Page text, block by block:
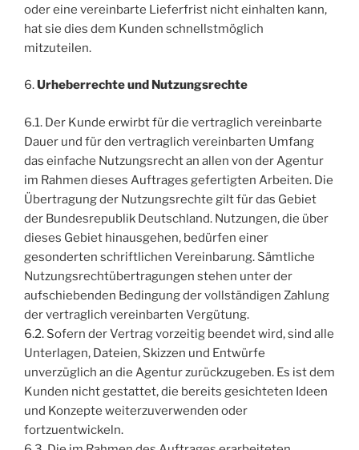
oder eine vereinbarte Lieferfrist nicht einhalten kann,
hat sie dies dem Kunden schnellstmöglich
mitzuteilen.
6.Urheberrechte und Nutzungsrechte
6.1. Der Kunde erwirbt für die vertraglich vereinbarte
Dauer und für den vertraglich vereinbarten Umfang
das einfache Nutzungsrecht an allen von der Agentur
im Rahmen dieses Auftrages gefertigten Arbeiten. Die
Übertragung der Nutzungsrechte gilt für das Gebiet
der Bundesrepublik Deutschland. Nutzungen, die über
dieses Gebiet hinausgehen, bedürfen einer
gesonderten schriftlichen Vereinbarung. Sämtliche
Nutzungsrechtübertragungen stehen unter der
aufschiebenden Bedingung der vollständigen Zahlung
der vertraglich vereinbarten Vergütung.
6.2. Sofern der Vertrag vorzeitig beendet wird, sind alle
Unterlagen, Dateien, Skizzen und Entwürfe
unverzüglich an die Agentur zurückzugeben. Es ist dem
Kunden nicht gestattet, die bereits gesichteten Ideen
und Konzepte weiterzuverwenden oder
fortzuentwickeln.